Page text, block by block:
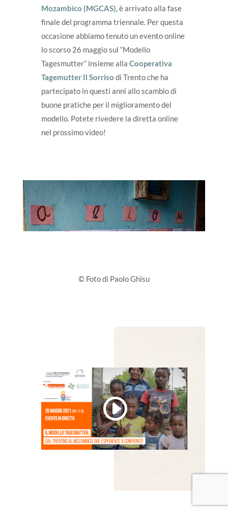
Mozambico (MGCAS),è arrivato alla fase
finale del programma triennale. Per questa
occasione abbiamo tenuto un evento online
lo scorso 26 maggio sul “Modello
Tagesmutter” insieme alla Cooperativa
Tagemutter Il Sorriso di Trento che ha
partecipato in questi anni allo scambio di
buone pratiche per il miglioramento del
modello. Potete rivedere la diretta online
nel prossimo video!
© Foto di Paolo Ghisu